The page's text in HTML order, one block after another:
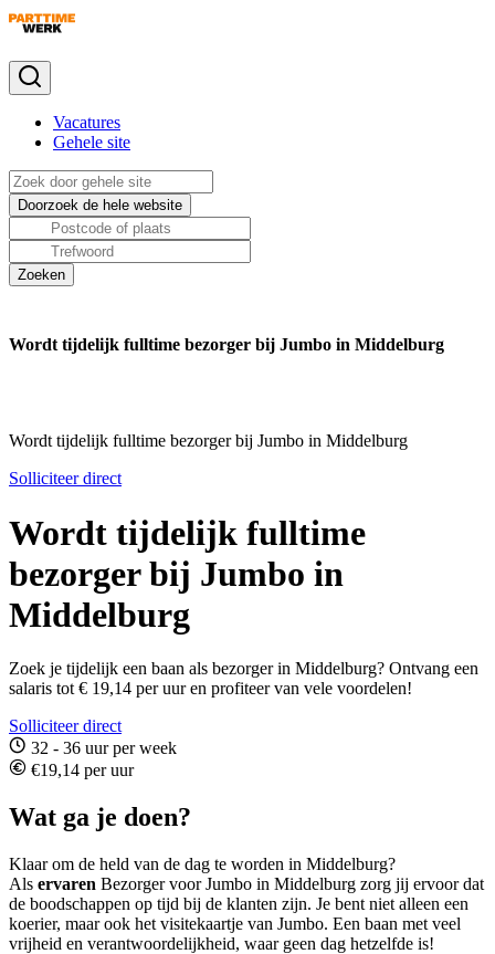
Vacatures
Gehele site
Wordt tijdelijk fulltime bezorger bij Jumbo in Middelburg
Wordt tijdelijk fulltime bezorger bij Jumbo in Middelburg
Solliciteer direct
Wordt tijdelijk fulltime
bezorger bij Jumbo in
Middelburg
Zoek je tijdelijk een baan als bezorger in Middelburg? Ontvang een
salaris tot € 19,14 per uur en profiteer van vele voordelen!
Solliciteer direct
32 - 36 uur per week
€19,14 per uur
Wat ga je doen?
Klaar om de held van de dag te worden in Middelburg?
Als ervaren Bezorger voor Jumbo in Middelburg zorg jij ervoor dat
de boodschappen op tijd bij de klanten zijn. Je bent niet alleen een
koerier, maar ook het visitekaartje van Jumbo. Een baan met veel
vrijheid en verantwoordelijkheid, waar geen dag hetzelfde is!